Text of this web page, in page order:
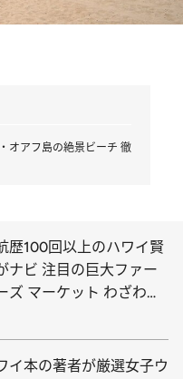
オアフ島の絶景ビーチ 徹
歴100回以上のハワイ賢
ナビ 注目の巨大ファー
ズ マーケット わざわざ
イ本の著者が厳選女子ウ